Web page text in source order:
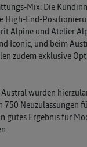
Mix: Die
End-
Alpine und Atelier
Iconic, und beim
zudem exklusive
wurden
Neuzulassungen
gutes Ergebnis für